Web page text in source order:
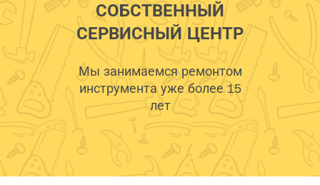
СОБСТВЕННЫЙ
СЕРВИСНЫЙ ЦЕНТР
Мы занимаемся ремонтом
инструмента уже более 15
лет